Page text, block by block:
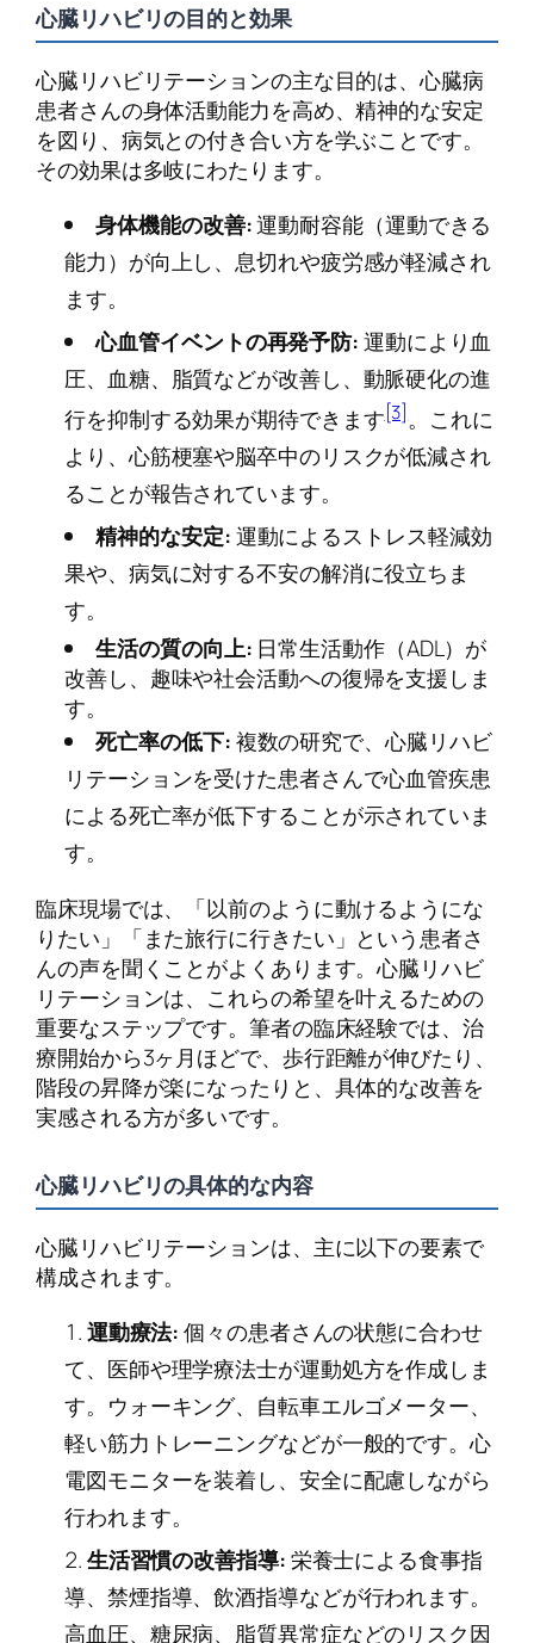
心臓リハビリの目的と効果
心臓リハビリテーションの主な目的は、心臓病
患者さんの身体活動能力を高め、精神的な安定
を図り、病気との付き合い方を学ぶことです。
その効果は多岐にわたります。
身体機能の改善:運動耐容能（運動できる
能力）が向上し、息切れや疲労感が軽減され
ます。
心血管イベントの再発予防:運動により血
圧、血糖、脂質などが改善し、動脈硬化の進
行を抑制する効果が期待できます[3]。これに
より、心筋梗塞や脳卒中のリスクが低減され
ることが報告されています。
精神的な安定:運動によるストレス軽減効
果や、病気に対する不安の解消に役立ちま
す。
生活の質の向上: 日常生活動作（ADL）が
改善し、趣味や社会活動への復帰を支援しま
す。
死亡率の低下:複数の研究で、心臓リハビ
リテーションを受けた患者さんで心血管疾患
による死亡率が低下することが示されていま
す。
臨床現場では、「以前のように動けるようにな
りたい」「また旅行に行きたい」という患者さ
んの声を聞くことがよくあります。心臓リハビ
リテーションは、これらの希望を叶えるための
重要なステップです。筆者の臨床経験では、治
療開始から3ヶ月ほどで、歩行距離が伸びたり、
階段の昇降が楽になったりと、具体的な改善を
実感される方が多いです。
心臓リハビリの具体的な内容
心臓リハビリテーションは、主に以下の要素で
構成されます。
運動療法:個々の患者さんの状態に合わせ
て、医師や理学療法士が運動処方を作成しま
す。ウォーキング、自転車エルゴメーター、
軽い筋力トレーニングなどが一般的です。心
電図モニターを装着し、安全に配慮しながら
行われます。
生活習慣の改善指導:栄養士による食事指
導、禁煙指導、飲酒指導などが行われます。
高血圧、糖尿病、脂質異常症などのリスク因